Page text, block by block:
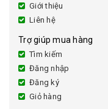
Giới thiệu
Liên hệ
Trợ giúp mua hàng
Tìm kiếm
Đăng nhập
Đăng ký
Giỏ hàng